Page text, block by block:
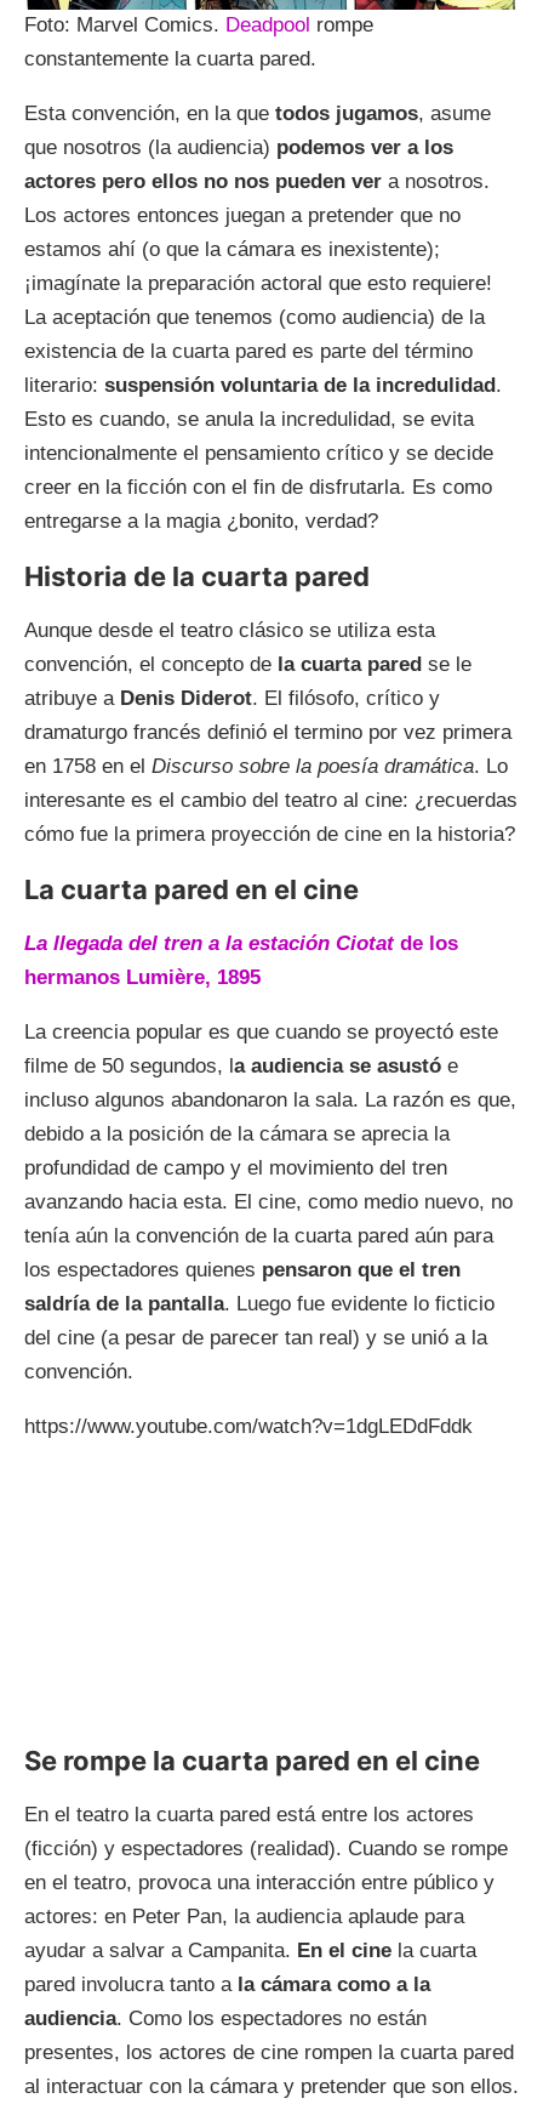
Foto: Marvel Comics. Deadpool rompe
constantemente la cuarta pared.
Esta convención, en la que todos jugamos, asume
que nosotros (la audiencia) podemos ver a los
actores pero ellos no nos pueden ver a nosotros.
Los actores entonces juegan a pretender que no
estamos ahí (o que la cámara es inexistente);
¡imagínate la preparación actoral que esto requiere!
La aceptación que tenemos (como audiencia) de la
existencia de la cuarta pared es parte del término
literario: suspensión voluntaria de la incredulidad .
Esto es cuando, se anula la incredulidad, se evita
intencionalmente el pensamiento crítico y se decide
creer en la ficción con el fin de disfrutarla. Es como
entregarse a la magia ¿bonito, verdad?
Historia de la cuarta pared
Aunque desde el teatro clásico se utiliza esta
convención, el concepto de la cuarta pared se le
atribuye a Denis Diderot. El filósofo, crítico y
dramaturgo francés definió el termino por vez primera
en 1758 en el Discurso sobre la poesía dramática. Lo
interesante es el cambio del teatro al cine: ¿recuerdas
cómo fue la primera proyección de cine en la historia?
La cuarta pared en el cine
La llegada del tren a la estación Ciotat de los
hermanos Lumière, 1895
La creencia popular es que cuando se proyectó este
filme de 50 segundos, l a audiencia se asustó e
incluso algunos abandonaron la sala. La razón es que,
debido a la posición de la cámara se aprecia la
profundidad de campo y el movimiento del tren
avanzando hacia esta. El cine, como medio nuevo, no
tenía aún la convención de la cuarta pared aún para
los espectadores quienes pensaron que el tren
saldría de la pantalla. Luego fue evidente lo ficticio
del cine (a pesar de parecer tan real) y se unió a la
convención.
https://www.youtube.com/watch?v=1dgLEDdFddk
Se rompe la cuarta pared en el cine
En el teatro la cuarta pared está entre los actores
(ficción) y espectadores (realidad). Cuando se rompe
en el teatro, provoca una interacción entre público y
actores: en Peter Pan, la audiencia aplaude para
ayudar a salvar a Campanita. En el cine la cuarta
pared involucra tanto a la cámara como a la
audiencia. Como los espectadores no están
presentes, los actores de cine rompen la cuarta pared
al interactuar con la cámara y pretender que son ellos.